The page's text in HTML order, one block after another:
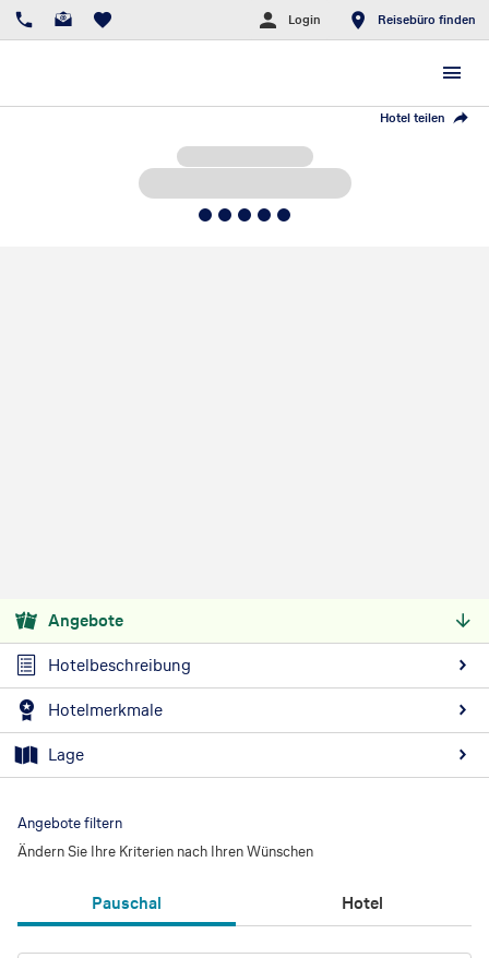
Login Reisebüro finden
Hotel teilen
5
Angebote
Hotelbeschreibung
Hotelmerkmale
Lage
Angebote filtern
Ändern Sie Ihre Kriterien nach Ihren Wünschen
Pauschal Hotel